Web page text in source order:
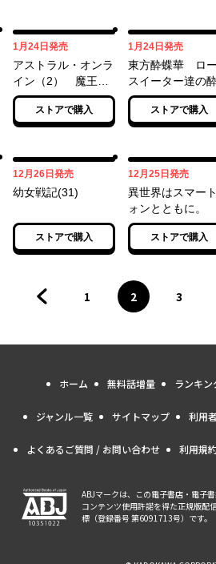
1月24日 01月24日
発売
アストラル・オンラ
イン（2） 魔王の
呪いで最強美少女に
なったオレ、最弱職
だがチートスキルで
ストアで購入
1月24日 01月24日
発売
東方酔蝶華 ロ
スイーター達の
醒 ８
ストアで購入
12月26日 12月26日
発売
幼女戦記(31)
ストアで購入
12月25日 12月25日
発売
異世界はスマー
ォンとともに。
（16）
ストアで購入
1
ページ
2
へ
3
ホーム 無料話増量 ランキン
ジャンル一覧 サイトマップ 利用
よくあるご質問 / お問い合わせ 利用規
ABJマークは、この電子書店・電子
コンテンツ使用許諾を得た正規版配
標（登録番号 第6091713号）です。